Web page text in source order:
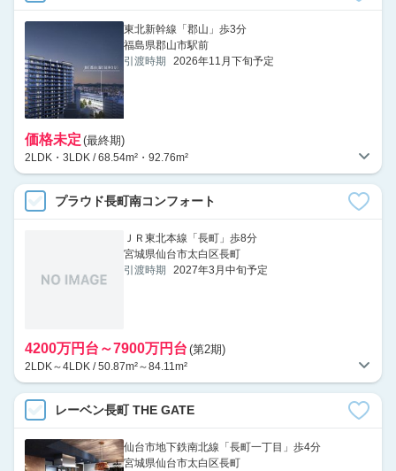
東北新幹線「郡山」歩3分
福島県郡山市駅前
引渡時期
2026年11月下旬予定
価格未定 (最終期)
2LDK・3LDK / 68.54m²・92.76m²
プラウド長町南コンフォート
ＪＲ東北本線「長町」歩8分
宮城県仙台市太白区長町
引渡時期
2027年3月中旬予定
4200万円台～7900万円台 (第2期)
2LDK～4LDK / 50.87m²～84.11m²
レーベン長町 THE GATE
仙台市地下鉄南北線「長町一丁目」歩4分
宮城県仙台市太白区長町